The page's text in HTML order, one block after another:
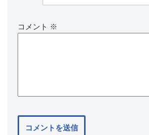
コメント ※